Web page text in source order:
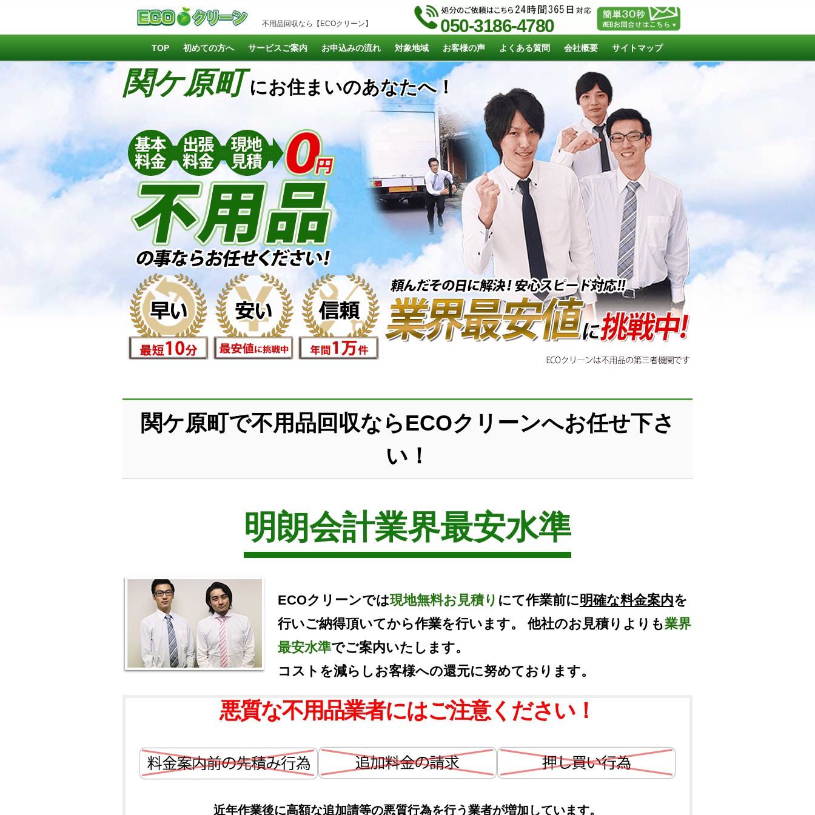
不用品回収なら【ECOクリーン】 050-3186-4780
TOP 初めての方へ サービスご案内 お申込みの流れ 対象地域 お客様の声 よくある質問 会社概要 サイトマップ
関ケ原町 にお住まいのあなたへ！
関ケ原町で不用品回収ならECOクリーンへお任せ下さ
い！
明朗会計業界最安水準
ECOクリーンでは現地無料お見積り にて作業前に明確な料金案内を
行いご納得頂いてから作業を行います。 他社のお見積りよりも業界
最安水準でご案内いたします。
コストを減らしお客様への還元に努めております。
悪質な不用品業者にはご注意ください！
近年作業後に高額な追加請等の悪質行為を行う業者が増加しています。